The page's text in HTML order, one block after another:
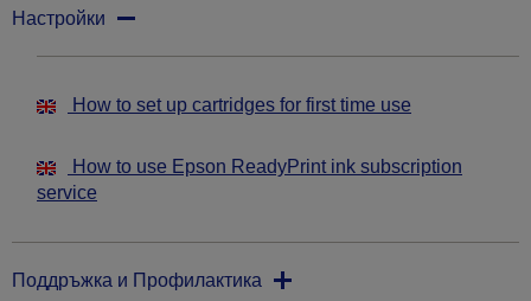
Настройки
How to set up cartridges for first time use
How to use Epson ReadyPrint ink subscription
service
Поддръжка и Профилактика